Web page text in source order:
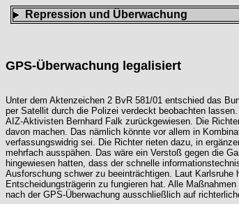
Repression und Überwachung
GPS-Überwachung legalisiert
Unter dem Aktenzeichen 2 BvR 581/01 entschied das
per Satellit durch die Polizei verdeckt beobachten
AIZ-Aktivisten Bernhard Falk zurückgewiesen. Die
davon machen. Das nämlich könnte vor allem in
verfassungswidrig sei. Die Richter rieten dazu, in
mehrfach ausspähen. Das wäre ein Verstoß gegen die
hingewiesen hatten, dass der schnelle
Ausforschung schwer zu beeinträchtigen. Laut
Entscheidungsträgerin zu fungieren hat. Alle
nach der GPS-Überwachung ausschließlich auf